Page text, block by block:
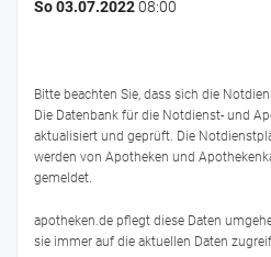
So 03.07.202208:00
Bitte beachten Sie, dass sich die
Die Datenbank für die Notdienst- und
aktualisiert und geprüft. Die
werden von Apotheken und
gemeldet.
apotheken.de pflegt diese Daten
sie immer auf die aktuellen Daten